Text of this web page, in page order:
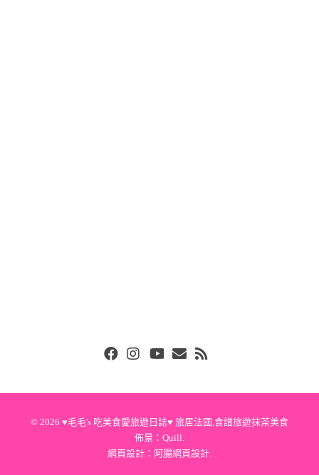
© 2026 ♥毛毛's 吃美食愛旅遊日誌♥ 旅居法國,食譜旅遊抹茶美食
佈景： Quill
網頁設計： 阿腸網頁設計